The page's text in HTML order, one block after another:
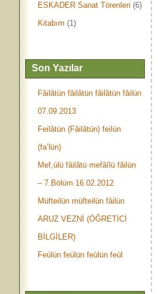
ESKADER Sanat Törenleri (6)
Kitabım (1)
Son Yazılar
Fâilâtün fâilâtün fâilâtün fâilün
07.09.2013
Feilâtün (Fâilâtün) feilün
(fa’lün)
Mef,ùlü fâilâtü mefâîlü fâilün
– 7.Bölüm 16.02.2012
Müfteilün müfteilün fâilün
ARUZ VEZNİ (ÖĞRETİCİ
BİLGİLER)
Feùlün feùlün feùlün feùl